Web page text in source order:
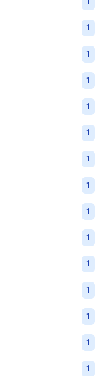
1
1
1
1
1
1
1
1
1
1
1
1
1
1